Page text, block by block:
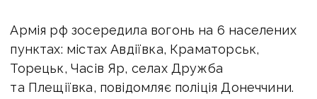
Армія рф зосередила вогонь на 6 населених
пунктах: містах Авдіївка, Краматорськ,
Торецьк, Часів Яр, селах Дружба
та Плещіївка, повідомляє поліція Донеччини.